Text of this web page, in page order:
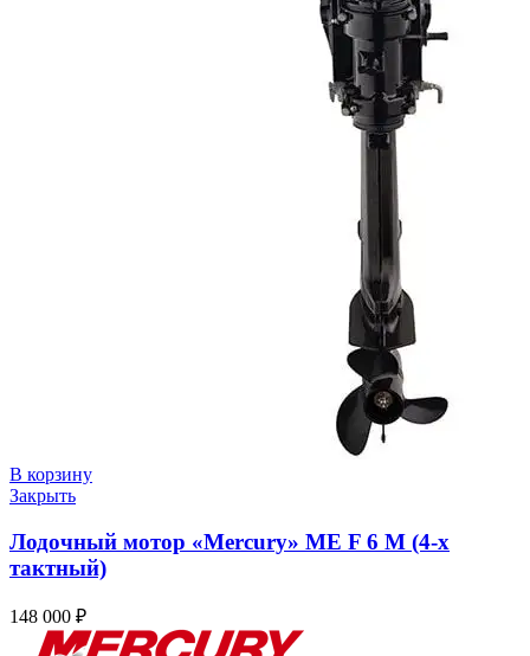
В корзину
Закрыть
Лодочный мотор «Mercury» ME F 6 M (4-х
тактный)
148 000 ₽